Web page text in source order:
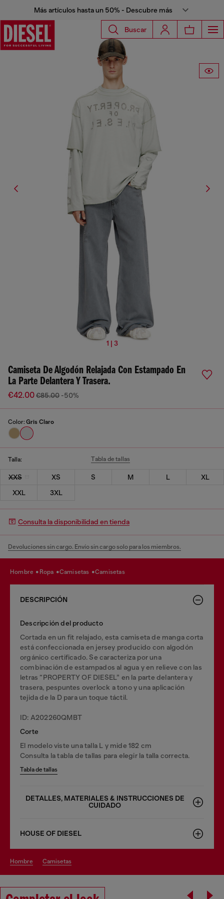
Más artículos hasta un 50% - Descubre más
Buscar
1 | 3
Camiseta De Algodón Relajada Con Estampado En
La Parte Delantera Y Trasera.
€42.00€85.00 -50%
Color: Gris Claro
Talla: Tabla de tallas
XXS XS S M L
XL
XXL
3XL
Consulta la disponibilidad en tienda
Devoluciones sin cargo. Envío sin cargo solo para los miembros.
hombre ropa camisetas camisetas
DESCRIPCIÓN
Descripción del producto
Cortada en un fit relajado, esta camiseta de manga corta
está confeccionada en jersey producido con algodón
orgánico certificado. Se caracteriza por una
combinación de estampados al agua y en relieve con las
letras “PROPERTY OF DIESEL” en la parte delantera y
trasera, pespuntes overlock a tono y una aplicación
tejida de la D para un toque táctil.
ID: A202260QMBT
Corte
El modelo viste una talla L y mide 182 cm
Consulta la tabla de tallas para elegir la talla correcta.
Tabla de tallas
DETALLES, MATERIALES & INSTRUCCIONES DE
CUIDADO
HOUSE OF DIESEL
hombre camisetas